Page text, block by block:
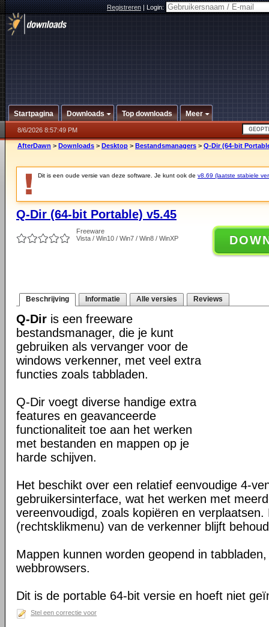
Registreren|Login:
Startpagina Downloads Top downloads Meer
8/6/2026 8:57:49 PM
AfterDawn > Downloads > Desktop > Bestandsmanagers > Q-Dir (64-bit
Dit is een oude versie van deze software. Je kunt ook de v8.69 (laatste stabiele
Q-Dir (64-bit Portable) v5.45
Freeware
Vista / Win10 / Win7 / Win8 / WinXP
Beschrijving Informatie Alle versies Reviews
Q-Dir is een freeware
bestandsmanager, die je kunt
gebruiken als vervanger voor de
windows verkenner, met veel extra
functies zoals tabbladen.
Q-Dir voegt diverse handige extra
features en geavanceerde
functionaliteit toe aan het werken
met bestanden en mappen op je
harde schijven.
Het beschikt over een relatief eenvoudige 4-
gebruikersinterface, wat het werken met
vereenvoudigd, zoals kopiëren en
(rechtsklikmenu) van de verkenner blijft
Mappen kunnen worden geopend in
webbrowsers.
Dit is de portable 64-bit versie en hoeft niet
Stel een correctie voor